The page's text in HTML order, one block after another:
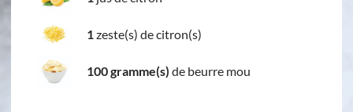
1zeste(s) de citron(s)
100 gramme(s) de beurre mou